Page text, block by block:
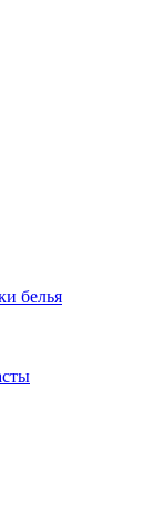
белья